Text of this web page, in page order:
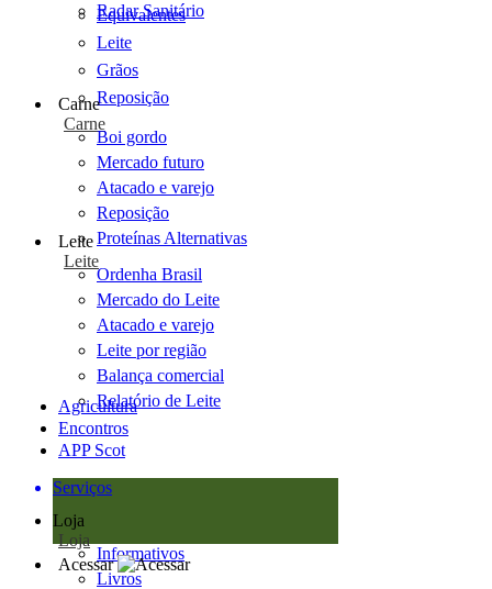
Radar Sanitário
Equivalentes
Leite
Grãos
Reposição
Carne
Carne
Boi gordo
Mercado futuro
Atacado e varejo
Reposição
Proteínas Alternativas
Leite
Leite
Ordenha Brasil
Mercado do Leite
Atacado e varejo
Leite por região
Balança comercial
Relatório de Leite
Agricultura
Encontros
APP Scot
Serviços
Loja
Loja
Informativos
Livros
Acessar